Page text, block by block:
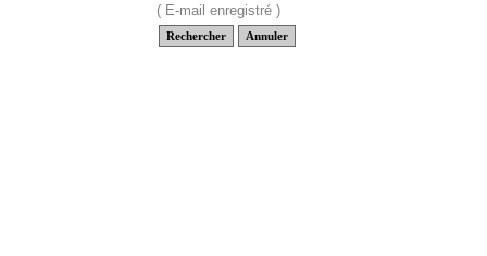
( E-mail enregistré )